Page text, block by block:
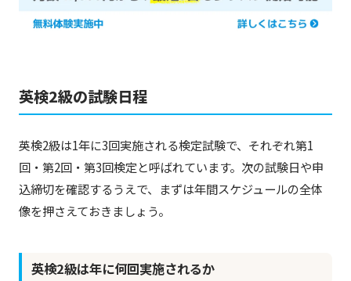
英検2級の試験日程
英検2級は1年に3回実施される検定試験で、それぞれ第1
回・第2回・第3回検定と呼ばれています。次の試験日や申
込締切を確認するうえで、まずは年間スケジュールの全体
像を押さえておきましょう。
英検2級は年に何回実施されるか